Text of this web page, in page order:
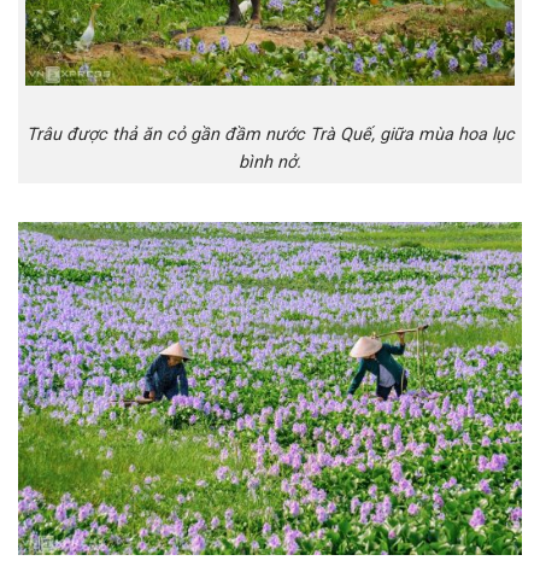
Trâu được thả ăn cỏ gần đầm nước Trà Quế, giữa mùa hoa lục
bình nở.